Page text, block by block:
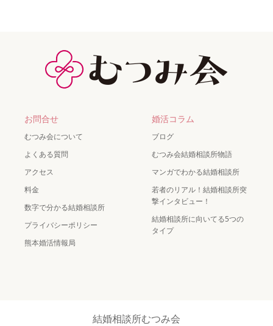
お問合せ
むつみ会について
よくある質問
アクセス
料金
数字で分かる結婚相談所
プライバシーポリシー
熊本婚活情報局
婚活コラム
ブログ
むつみ会結婚相談所物語
マンガでわかる結婚相談所
若者のリアル！結婚相談所突
撃インタビュー！
結婚相談所に向いてる5つの
タイプ
結婚相談所むつみ会